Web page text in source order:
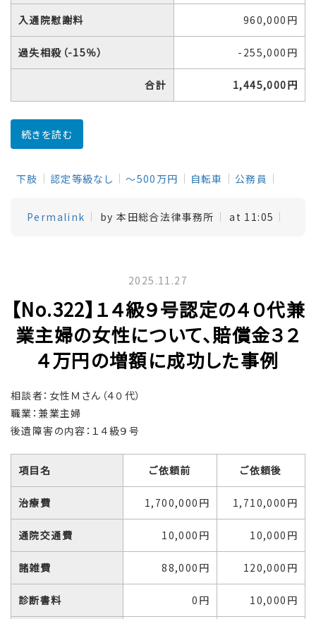
入通院慰謝料 960,000円
過失相殺（-15％） -255,000円
合計 1,445,000円
続きを読む
下肢 認定等級なし ～500万円 自転車 公務員
Permalink by 本田総合法律事務所 at 11:05
2025.11.27
【No.322】１４級９号認定の４０代兼
業主婦の女性について、賠償金３２
４万円の増額に成功した事例
相談者：女性Ｍさん（４０代）
職業：兼業主婦
後遺障害の内容：１４級９号
項目名 ご依頼前 ご依頼後
治療費 1,700,000円 1,710,000円
通院交通費 10,000円 10,000円
諸雑費 88,000円 120,000円
診断書料 0円 10,000円